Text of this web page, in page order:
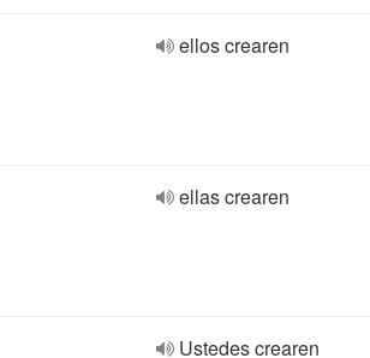
ellos crearen
ellas crearen
Ustedes crearen